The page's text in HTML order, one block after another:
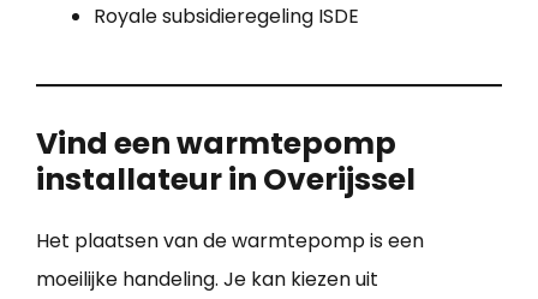
Royale subsidieregeling ISDE
Vind een warmtepomp
installateur in Overijssel
Het plaatsen van de warmtepomp is een
moeilijke handeling. Je kan kiezen uit